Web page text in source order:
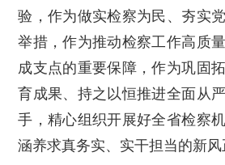
验，作为做实检察为民、夯实
举措，作为推动检察工作高质
成支点的重要保障，作为巩固
育成果、持之以恒推进全面从
手，精心组织开展好全省检察
涵养求真务实、实干担当的新风